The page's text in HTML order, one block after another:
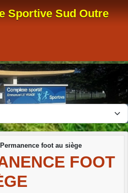
Sportive Sud Outre
Permanence foot au siège
FOOT